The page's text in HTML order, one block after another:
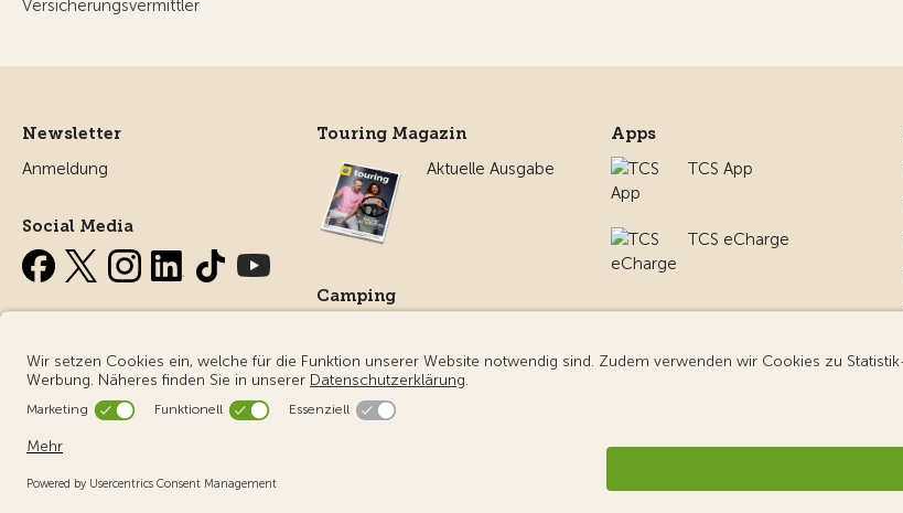
Versicherungsvermittler
Newsletter
Anmeldung
Social Media
Touring Magazin
Aktuelle Ausgabe
Camping
Camping
Apps
TCS App
TCS eCharge
© Touring Club Schweiz Benutzungsbedingungen - rechtliche Informationen Datenschutz